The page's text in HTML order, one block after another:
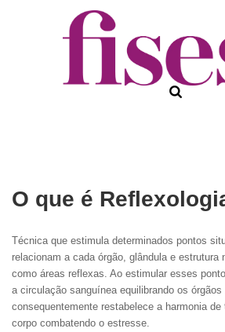
O que é
Técnica que estimula determinados pontos
relacionam a cada órgão, glândula e estrutura
como áreas reflexas. Ao estimular esses
a circulação sanguínea equilibrando os órgãos
consequentemente restabelece a harmonia
corpo combatendo o estresse.